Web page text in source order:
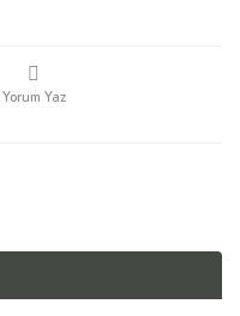
Yorum Yaz